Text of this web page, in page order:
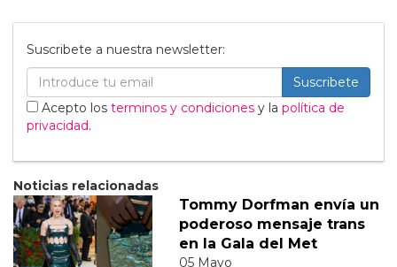
Suscribete a nuestra newsletter:
Suscribete
Acepto los terminos y condiciones y la política de
privacidad.
Noticias relacionadas
Tommy Dorfman envía un
poderoso mensaje trans
en la Gala del Met
05 Mayo